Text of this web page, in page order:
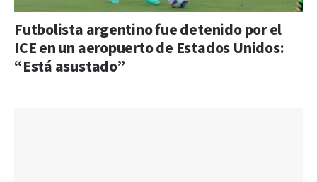
Futbolista argentino fue detenido por el
ICE en un aeropuerto de Estados Unidos:
“Está asustado”